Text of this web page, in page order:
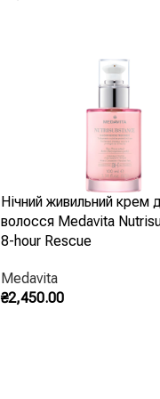
Нічний живильний крем
волосся Medavita
8-hour Rescue
Medavita
₴2,450.00